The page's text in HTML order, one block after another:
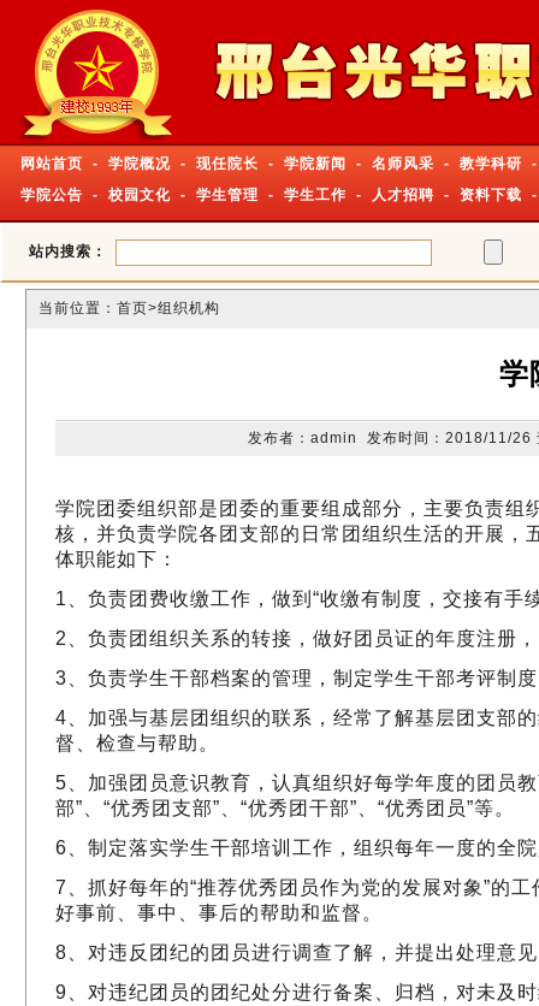
网站首页 - 学院概况 - 现任院长 - 学院新闻 - 名师风采 - 教学科研
-
学院公告 - 校园文化 - 学生管理 - 学生工作 - 人才招聘 - 资料下载
站内搜索：
当前位置： 首页>组织机构
学
发布者：admin 发布时间：2018/11/26
学院团委组织部是团委的重要组成部分，主要负责
核，并负责学院各团支部的日常团组织生活的开展
体职能如下：
1、负责团费收缴工作，做到“收缴有制度，交接有手
2、负责团组织关系的转接，做好团员证的年度注册
3、负责学生干部档案的管理，制定学生干部考评制
4、加强与基层团组织的联系，经常了解基层团支部
督、检查与帮助。
5、加强团员意识教育，认真组织好每学年度的团员
部”、“优秀团支部”、“优秀团干部”、“优秀团员”等。
6、制定落实学生干部培训工作，组织每年一度的全
7、抓好每年的“推荐优秀团员作为党的发展对象”的
好事前、事中、事后的帮助和监督。
8、对违反团纪的团员进行调查了解，并提出处理意
9、对违纪团员的团纪处分进行备案、归档，对未及